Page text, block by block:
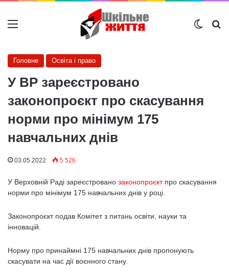
Меню
Головне Освіта і право
У ВР зареєстровано
законопроєкт про скасування
норми про мінімум 175
навчальних днів
03.05.2022 5 526
У Верховній Раді зареєстровано законопроєктпро скасування
норми про мінімум 175 навчальних днів у році.
Законопроєкт подав Комітет з питань освіти, науки та
інновацій.
Норму про принаймні 175 навчальних днів пропонують
скасувати на час дії воєнного стану.